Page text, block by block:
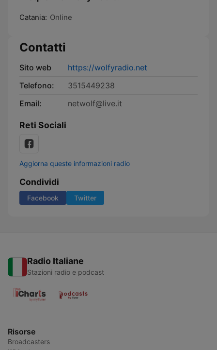
Catania: Online
Contatti
Sito web
https://wolfyradio.net
Telefono:
3515449238
Email:
netwolf@live.it
Reti Sociali
Aggiorna queste informazioni radio
Condividi
Facebook Twitter
Radio Italiane
Stazioni radio e podcast
Risorse
Broadcasters